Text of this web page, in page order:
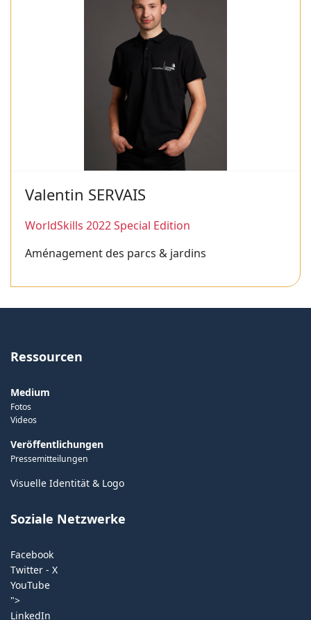
Valentin SERVAIS
WorldSkills 2022 Special Edition
Aménagement des parcs & jardins
Ressourcen
Medium
Fotos
Videos
Veröffentlichungen
Pressemitteilungen
Visuelle Identität & Logo
Soziale Netzwerke
Facebook
Twitter - X
YouTube
">
LinkedIn